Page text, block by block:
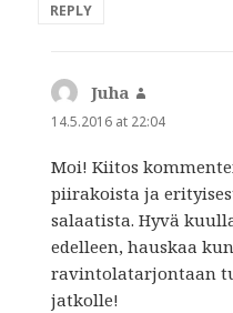
REPLY
Juha
14.5.2016 at 22:04
Moi! Kiitos
piirakoista ja
salaatista. Hyvä
edelleen, hauskaa
ravintolatarjontaan
jatkolle!